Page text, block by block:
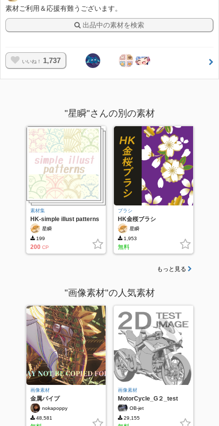
素材ご利用＆応援有難うございます。
出品中の素材を検索
いいね！ 1,737
"星瞬"さんの別の素材
素材集
HK-simple illust patterns
星瞬
199
200 CP
ブラシ
HK金桜ブラシ
星瞬
1,953
無料
もっと見る
"画像素材"の人気素材
画像素材
金属パイプ
nokapoppy
48,581
画像素材
MotorCycle_G２_test
OB-jet
29,155